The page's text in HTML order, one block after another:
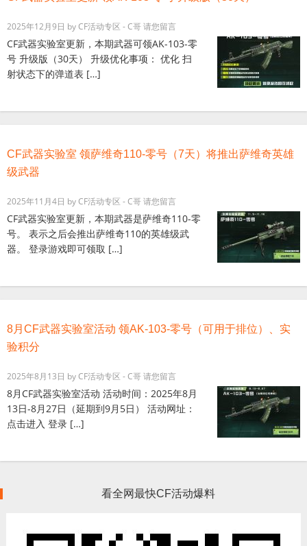
2025年12月9日 byCF活动专区 - C哥请您留言
CF武器实验室更新，本期武器可领AK-103-零
号 升级版（30天） 升级优化事项： 优化 扫
射状态下的弹道表 […]
CF武器实验室 领萨维奇110-零号（7天）将推出萨维奇英雄
级武器
2025年11月4日 byCF活动专区 - C哥请您留言
CF武器实验室更新，本期武器是萨维奇110-零
号。 表示之后会推出萨维奇110的英雄级武
器。 登录游戏即可领取 […]
8月CF武器实验室活动 领AK-103-零号（可用于排位）、实
验积分
2025年8月13日 byCF活动专区 - C哥请您留言
8月CF武器实验室活动 活动时间：2025年8月
13日-8月27日（延期到9月5日） 活动网址：
点击进入 登录 […]
看全网最快CF活动爆料